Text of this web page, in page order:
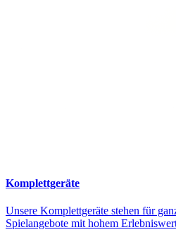
Komplettgeräte
Unsere Komplettgeräte stehen für
Spielangebote mit hohem